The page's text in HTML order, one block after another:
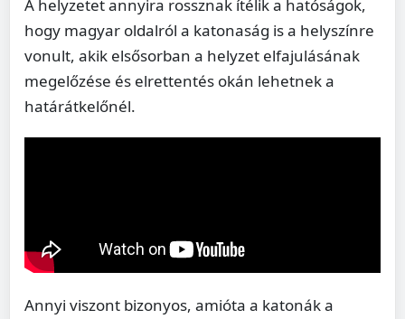
A helyzetet annyira rossznak ítélik a hatóságok,
hogy magyar oldalról a katonaság is a helyszínre
vonult, akik elsősorban a helyzet elfajulásának
megelőzése és elrettentés okán lehetnek a
határátkelőnél.
Annyi viszont bizonyos, amióta a katonák a